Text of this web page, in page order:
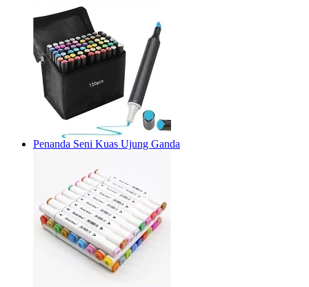
Penanda Seni Kuas Ujung Ganda